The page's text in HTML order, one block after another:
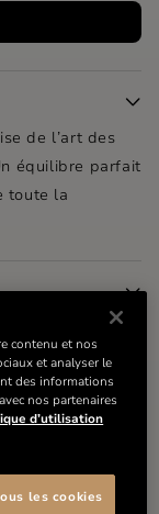
de l’art des
équilibre parfait
toute la
contenu et nos
et analyser le
des informations
nos partenaires
d’utilisation
les cookies